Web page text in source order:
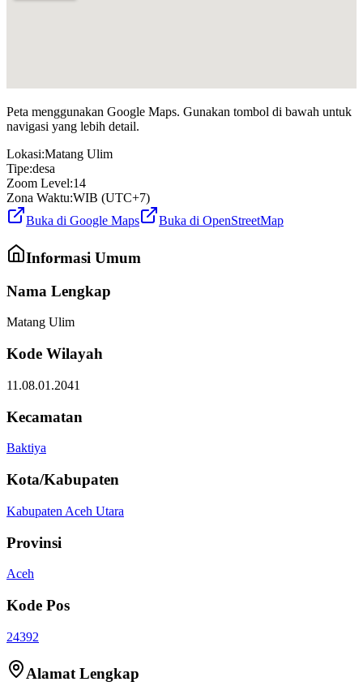
Peta menggunakan Google Maps. Gunakan tombol di bawah untuk
navigasi yang lebih detail.
Lokasi:Matang Ulim
Tipe:desa
Zoom Level:14
Zona Waktu:WIB (UTC+7)
Buka di Google Maps
Buka di OpenStreetMap
Informasi Umum
Nama Lengkap
Matang Ulim
Kode Wilayah
11.08.01.2041
Kecamatan
Baktiya
Kota/Kabupaten
Kabupaten Aceh Utara
Provinsi
Aceh
Kode Pos
24392
Alamat Lengkap